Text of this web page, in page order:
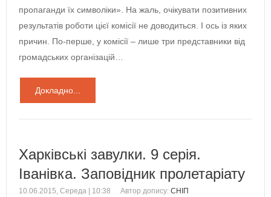
пропаганди їх символіки». На жаль, очікувати позитивних
результатів роботи цієї комісії не доводиться. І ось із яких
причин. По-перше, у комісії – лише три представники від
громадських організацій…
Докладно...
Харківські завулки. 9 серія.
Іванівка. Заповідник пролетаріату
10.06.2015, Середа | 10:38 Автор допису: СНІП